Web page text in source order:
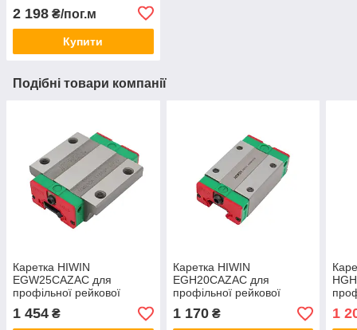
2 198 ₴/пог.м
Купити
Подібні товари компанії
Каретка HIWIN
EGW25CAZAC для
профільної рейкової
напрямної
1 454 ₴
Каретка HIWIN
EGH20CAZAC для
профільної рейкової
напрямної
1 170₴ 1